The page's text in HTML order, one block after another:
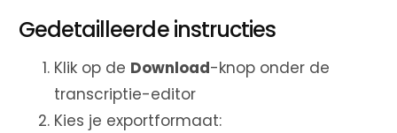
Gedetailleerde instructies
Klik op de Download-knop onder de
transcriptie-editor
Kies je exportformaat: